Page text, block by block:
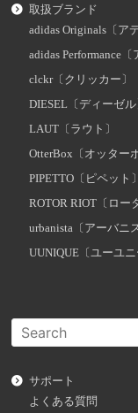
取扱ブランド
adidas Originals〔ア
adidas Performance
clckr〔クリッカー〕
DIESEL〔ディーゼル
LAUT〔ラウト〕
OtterBox〔オッター
PIPETTO〔ピペット〕
ROTOR RIOT〔ロー
urbanista〔アーバニ
UUNIQUE〔ユーユニ
サポート
よくある質問